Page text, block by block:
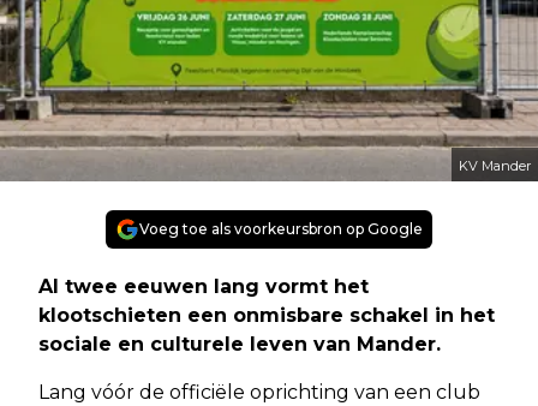
KV Mander
Voeg toe als voorkeursbron op Google
Al twee eeuwen lang vormt het
klootschieten een onmisbare schakel in het
sociale en culturele leven van Mander.
Lang vóór de officiële oprichting van een club